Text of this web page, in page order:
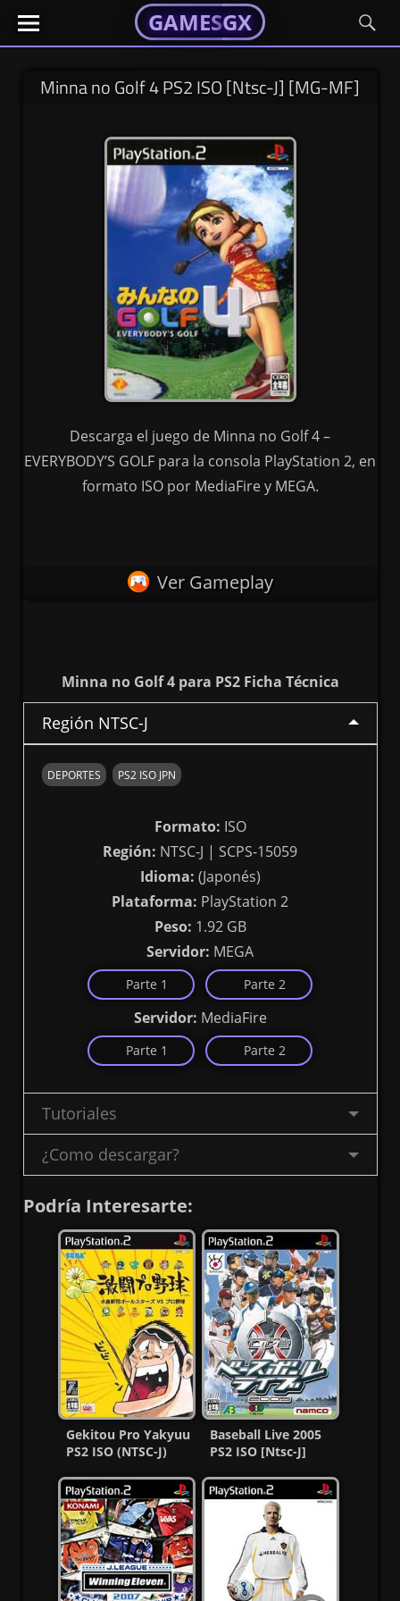
Skip
GAMESGX
El
portal
tus
GAMESGX
GAMESGX
El
portal
tusMinna no Golf 4 PS2 ISO [Ntsc-J] [MG-MF]
Descarga el juego de Minna no Golf 4 –
EVERYBODY’S GOLF para la consola PlayStation 2, en
formato ISO por MediaFire y MEGA.
Ver Gameplay
Minna no Golf 4 para PS2 Ficha Técnica
Región NTSC-J
DEPORTES PS2 ISO JPN
Formato: ISO
Región: NTSC-J | SCPS-15059
Idioma: (Japonés)
Plataforma: PlayStation 2
Peso: 1.92 GB
Servidor: MEGA
Parte 1 Parte 2
Servidor: MediaFire
Parte 1 Parte 2
Tutoriales
¿Como descargar?
Podría Interesarte:
Gekitou Pro Yakyuu
PS2 ISO (NTSC-J)
Baseball Live 2005
PS2 ISO [Ntsc-J]